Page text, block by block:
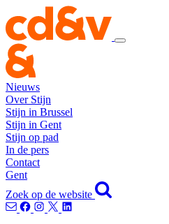
Nieuws
Over Stijn
Stijn in Brussel
Stijn in Gent
Stijn op pad
In de pers
Contact
Gent
Zoek op de website